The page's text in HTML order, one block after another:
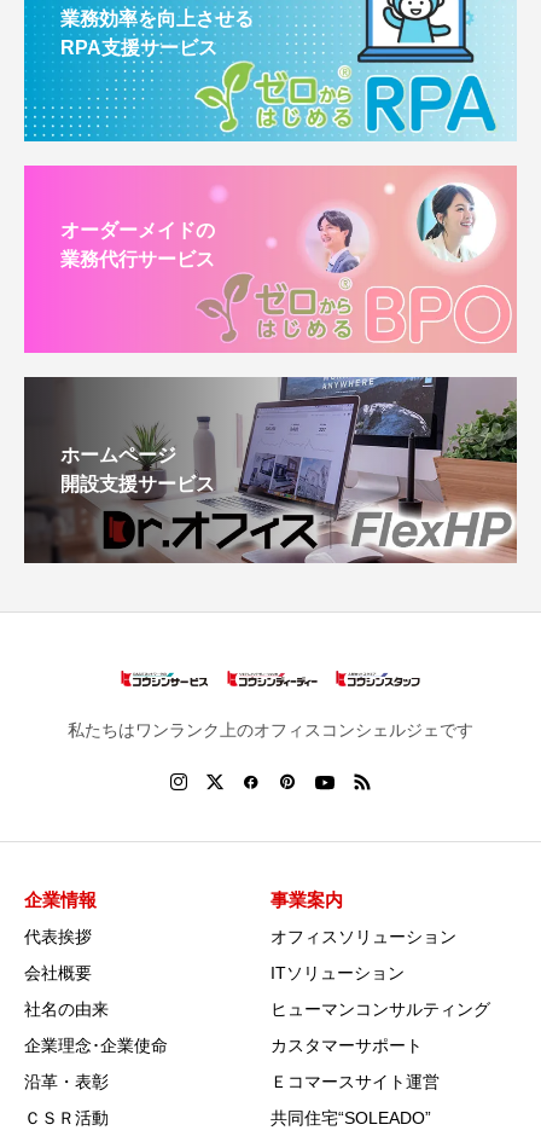
業務効率を向上させる
RPA支援サービス
オーダーメイドの
業務代行サービス
ホームページ
開設支援サービス
私たちはワンランク上のオフィスコンシェルジェです
企業情報
代表挨拶
会社概要
社名の由来
企業理念･企業使命
沿革・表彰
ＣＳＲ活動
事業案内
オフィスソリューション
ITソリューション
ヒューマンコンサルティング
カスタマーサポート
Ｅコマースサイト運営
共同住宅“SOLEADO”